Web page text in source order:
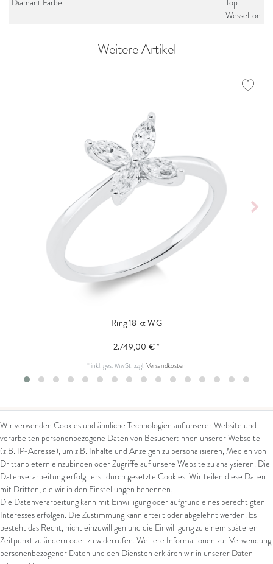
Diamant Farbe
Top
Wesselton
Weitere Artikel
Ring 18 kt WG
2.749,00 € *
* inkl. ges. MwSt.zzgl.Versandkosten
Kontakt
Kontaktformular
Arena in Arte GmbH
Marktgasse 2,
8600 Dübendorf
Tel: +41 44 821 60 40
Rechtliches
AGB
Impressum
Datenschutz
Widerrufsrecht
Zahlung und Versand
Widerrufsformular
Wir verwenden Cookies und ähnliche Technologien auf unserer Website und
verarbeiten personenbezogene Daten von Besucher:innen unserer Webseite
(z.B. IP-Adresse), um z.B. Inhalte und Anzeigen zu personalisieren, Medien von
Drittanbietern einzubinden oder Zugriffe auf unsere Website zu analysieren. Die
Datenverarbeitung erfolgt erst durch gesetzte Cookies. Wir teilen diese Daten
mit Dritten, die wir in den Einstellungen benennen.
Die Datenverarbeitung kann mit Einwilligung oder aufgrund eines berechtigten
Interesses erfolgen. Die Zustimmung kann erteilt oder abgelehnt werden. Es
besteht das Recht, nicht einzuwilligen und die Einwilligung zu einem späteren
Zeitpunkt zu ändern oder zu widerrufen. Weitere Informationen zur Verwendung
personenbezogener Daten und den Diensten erklären wir in unserer Daten­